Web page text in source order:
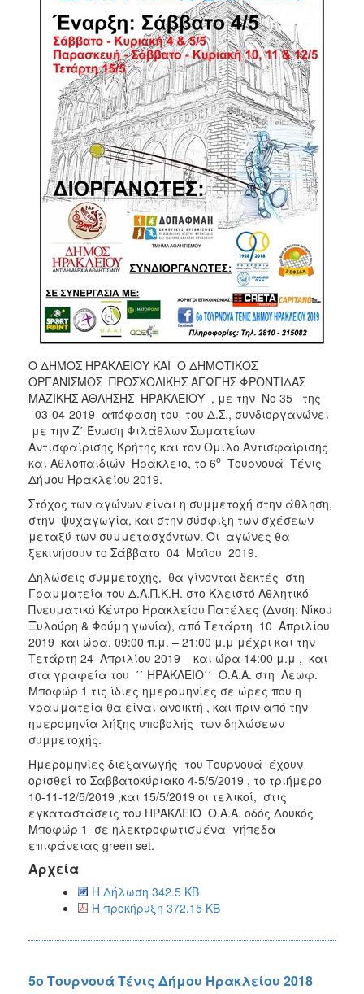
O ΔΗΜΟΣ ΗΡΑΚΛΕΙΟΥ ΚΑΙ Ο ΔΗΜΟΤΙΚΟΣ
ΟΡΓΑΝΙΣΜΟΣ ΠΡΟΣΧΟΛΙΚΗΣ ΑΓΩΓΗΣ ΦΡΟΝΤΙΔΑΣ
ΜΑΖΙΚΗΣ ΑΘΛΗΣΗΣ ΗΡΑΚΛΕΙΟΥ , με την Νο 35 της
03-04-2019 απόφαση του του Δ.Σ., συνδιοργανώνει
με την Ζ΄ Ένωση Φιλάθλων Σωματείων
Αντισφαίρισης Κρήτης και τον Όμιλο Αντισφαίρισης
και Αθλοπαιδιών Ηράκλειο, το 6ο Τουρνουά Τένις
Δήμου Ηρακλείου 2019.
Στόχος των αγώνων είναι η συμμετοχή στην άθληση,
στην ψυχαγωγία, και στην σύσφιξη των σχέσεων
μεταξύ των συμμετασχόντων. Οι αγώνες θα
ξεκινήσουν το Σάββατο 04 Μαϊου 2019.
Δηλώσεις συμμετοχής, θα γίνονται δεκτές στη
Γραμματεία του Δ.Α.Π.Κ.Η. στο Κλειστό Αθλητικό-
Πνευματικό Κέντρο Ηρακλείου Πατέλες (Δνση: Νίκου
Ξυλούρη & Φούμη γωνία), από Τετάρτη 10 Απριλίου
2019 και ώρα. 09:00 π.μ. – 21:00 μ.μ μέχρι και την
Τετάρτη 24 Απριλίου 2019 και ώρα 14:00 μ.μ , και
στα γραφεία του ΄΄ ΗΡΑΚΛΕΙΟ΄΄ Ο.Α.Α. στη Λεωφ.
Μποφώρ 1 τις ίδιες ημερομηνίες σε ώρες που η
γραμματεία θα είναι ανοικτή , και πριν από την
ημερομηνία λήξης υποβολής των δηλώσεων
συμμετοχής.
Ημερομηνίες διεξαγωγής του Τουρνουά έχουν
ορισθεί το Σαββατοκύριακο 4-5/5/2019 , το τριήμερο
10-11-12/5/2019 ,και 15/5/2019 οι τελικοί, στις
εγκαταστάσεις του ΗΡΑΚΛΕΙΟ Ο.Α.Α. οδός Δουκός
Μποφώρ 1 σε ηλεκτροφωτισμένα γήπεδα
επιφάνειας green set.
Αρχεία
Η Δήλωση 342.5 KB
Η προκήρυξη 372.15 KB
5o Τουρνουά Τένις Δήμου Ηρακλείου 2018